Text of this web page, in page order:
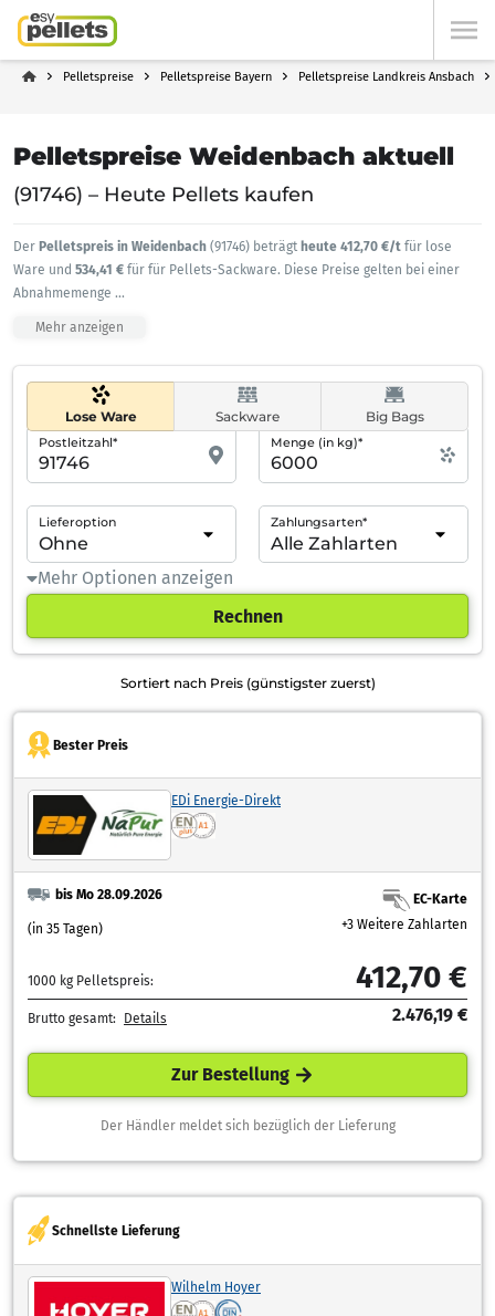
Pelletspreise Pelletspreise Bayern Pelletspreise Landkreis Ansbach
Pelletspreise Weidenbach aktuell
(91746) – Heute Pellets kaufen
Der Pelletspreis in Weidenbach (91746) beträgt heute 412,70 €/t für lose
Ware und 534,41 € für für Pellets-Sackware. Diese Preise gelten bei einer
Abnahmemenge ...
Mehr anzeigen
Lose Ware Sackware Big Bags
Postleitzahl* Menge (in kg)*
Lieferoption Zahlungsarten*
Mehr Optionen anzeigen
Rechnen
Sortiert nach Preis (günstigster zuerst)
Bester Preis
EDi Energie-Direkt
bis Mo 28.09.2026
(in 35 Tagen)
EC-Karte
+3 Weitere Zahlarten
1000 kg Pelletspreis: 412,70 €
Brutto gesamt: Details 2.476,19 €
Zur Bestellung
Der Händler meldet sich bezüglich der Lieferung
Schnellste Lieferung
Wilhelm Hoyer